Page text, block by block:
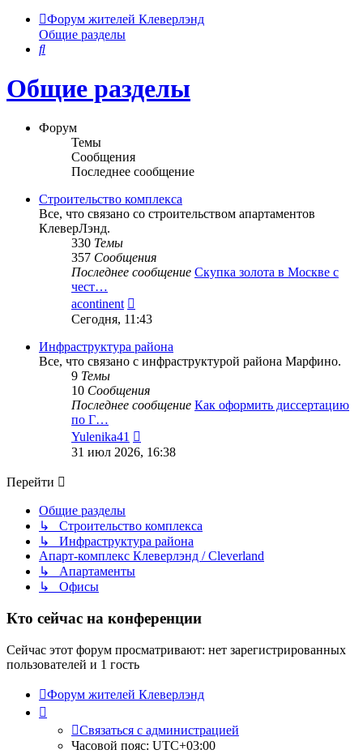
Форум жителей Клеверлэнд
Общие разделы
Поиск
Общие разделы
Форум
Темы
Сообщения
Последнее сообщение
Строительство комплекса
Все, что связано со строительством апартаментов
КлеверЛэнд.
330 Темы
357 Сообщения
Последнее сообщение Скупка золота в Москве с
чест…
acontinent
к
сообщению
Сегодня, 11:43
Инфраструктура района
Все, что связано с инфраструктурой района Марфино.
9 Темы
10 Сообщения
Последнее сообщение Как оформить диссертацию
по Г…
Yulenika41
31 июл 2026, 16:38
Перейти
Общие разделы
↳ Строительство комплекса
↳ Инфраструктура района
Апарт-комплекс Клеверлэнд / Cleverland
↳ Апартаменты
↳ Офисы
Кто сейчас на конференции
Сейчас этот форум просматривают: нет зарегистрированных
пользователей и 1 гость
Форум жителей Клеверлэнд
Связаться с администрацией
Часовой пояс: UTC+03:00